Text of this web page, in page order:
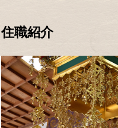
住職紹介